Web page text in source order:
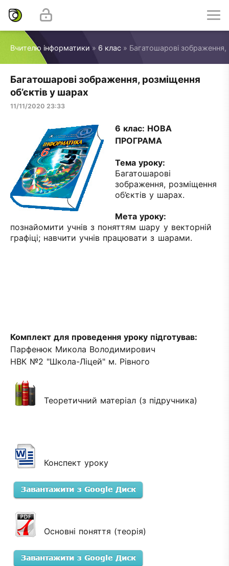
Вчителю інформатики » 6 клас » Багатошарові зображення,
Багатошарові зображення, розміщення
об’єктів у шарах
11/11/2020 23:33
6 клас: НОВА
ПРОГРАМА
Тема уроку:
Багатошарові
зображення, розміщення
об’єктів у шарах.
Мета уроку:
познайомити учнів з поняттям шару у векторній
графіці; навчити учнів працювати з шарами.
Комплект для проведення уроку підготував:
Парфенюк Микола Володимирович
НВК №2 "Школа-Ліцей" м. Рівного
Теоретичний матеріал (з підручника)
Конспект уроку
Основні поняття (теорія)